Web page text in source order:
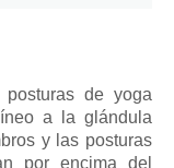
de yoga
a la glándula
y las posturas
por encima del